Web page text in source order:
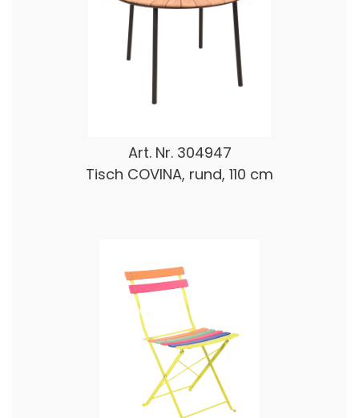
Art. Nr. 304947
Tisch COVINA, rund, 110 cm